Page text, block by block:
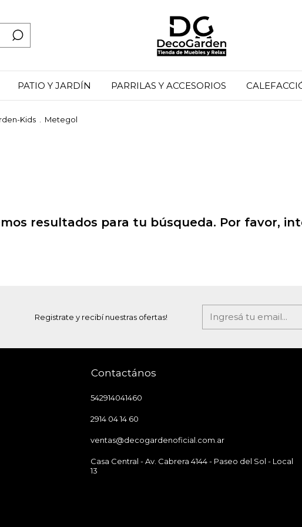
PATIO Y JARDÍN PARRILAS Y ACCESORIOS
Kids Metegol
resultados para tu búsqueda. Por favor,
Registrate y recibí nuestras ofertas!
Contactános
542914041460
2914 04 14 60
ventas@decogardenoficial.com.ar
Casa Central - Av. Cabrera 4144 - Paseo del Sol - Local
13